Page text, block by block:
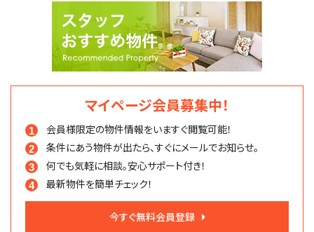
マイページ会員募集中！
会員様限定の物件情報をいますぐ閲覧可能！
条件にあう物件が出たら、すぐにメールでお知らせ。
何でも気軽に相談。安心サポート付き！
最新物件を簡単チェック！
今すぐ無料会員登録